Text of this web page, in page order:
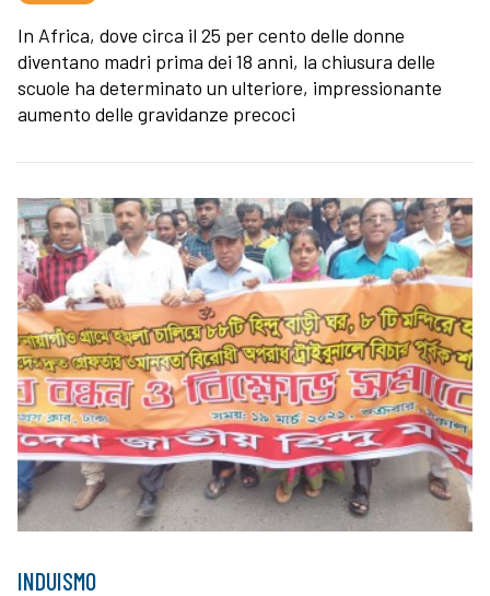
In Africa, dove circa il 25 per cento delle donne
diventano madri prima dei 18 anni, la chiusura delle
scuole ha determinato un ulteriore, impressionante
aumento delle gravidanze precoci
INDUISMO